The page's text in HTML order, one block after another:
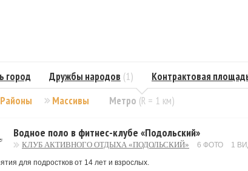
Районы Массивы Метро (R = 1 км)
город Дружбы народов (1) Контрактовая
Водное поло в фитнес-клубе «Подольский»
КЛУБ АКТИВНОГО ОТДЫХА «ПОДОЛЬСКИЙ» 6 ФОТО 1
для подростков от 14 лет и взрослых.